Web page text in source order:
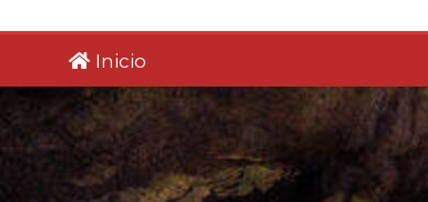
al
contenido Inicio